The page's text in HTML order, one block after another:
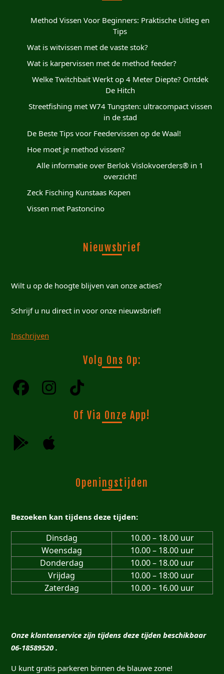
Method Vissen Voor Beginners: Praktische Uitleg en
Tips
Wat is witvissen met de vaste stok?
Wat is karpervissen met de method feeder?
Welke Twitchbait Werkt op 4 Meter Diepte? Ontdek
De Hitch
Streetfishing met W74 Tungsten: ultracompact vissen
in de stad
De Beste Tips voor Feedervissen op de Waal!
Hoe moet je method vissen?
Alle informatie over Berlok Vislokvoerders® in 1
overzicht!
Zeck Fisching Kunstaas Kopen
Vissen met Pastoncino
Nieuwsbrief
Wilt u op de hoogte blijven van onze acties?
Schrijf u nu direct in voor onze nieuwsbrief!
Inschrijven
Volg Ons Op:
Of Via Onze App!
Openingstijden
Bezoeken kan tijdens deze tijden:
Dinsdag
10.00 – 18.00 uur
Woensdag
10.00 – 18.00 uur
Donderdag
10.00 – 18.00 uur
Vrijdag
10.00 – 18:00 uur
Zaterdag
10.00 – 16.00 uur
Onze klantenservice zijn tijdens deze tijden beschikbaar
06-18589520 .
U kunt gratis parkeren binnen de blauwe zone!